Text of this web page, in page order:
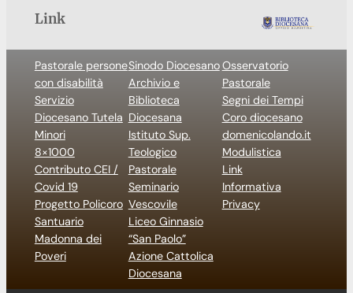
Link
Pastorale persone
con disabilità
Servizio
Diocesano Tutela
Minori
8×1000
Contributo CEI /
Covid 19
Progetto Policoro
Santuario
Madonna dei
Poveri
Sinodo Diocesano
Archivio e
Biblioteca
Diocesana
Istituto Sup.
Teologico
Pastorale
Seminario
Vescovile
Liceo Ginnasio
“San Paolo”
Azione Cattolica
Diocesana
Osservatorio
Pastorale
Segni dei Tempi
Coro diocesano
domenicolando.it
Modulistica
Link
Informativa
Privacy